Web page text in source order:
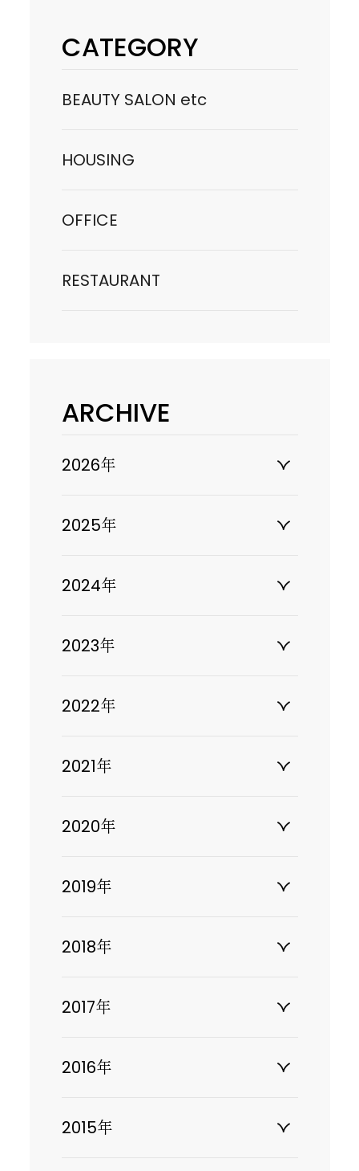
CATEGORY
BEAUTY SALON etc
HOUSING
OFFICE
RESTAURANT
ARCHIVE
2026年
2025年
2024年
2023年
2022年
2021年
2020年
2019年
2018年
2017年
2016年
2015年